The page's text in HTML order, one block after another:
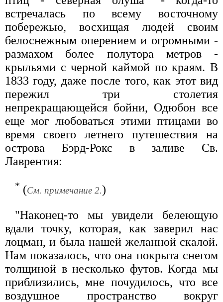
встречалась по всему восточному
побережью, восхищая людей своим
белоснежным оперением и огромными -
размахом более полутора метров -
крыльями с черной каймой по краям. В
1833 году, даже после того, как этот вид
пережил три столетия
непрекращающейся бойни, Одюбон все
еще мог любоваться этими птицами во
время своего летнего путешествия на
острова Бэрд-Рокс в заливе Св.
Лаврентия:
* (См. примечание 2.)
"Наконец-то мы увидели белеющую
вдали точку, которая, как заверил нас
лоцман, и была нашей желанной скалой.
Нам показалось, что она покрыта снегом
толщиной в несколько футов. Когда мы
приблизились, мне почудилось, что все
воздушное пространство вокруг